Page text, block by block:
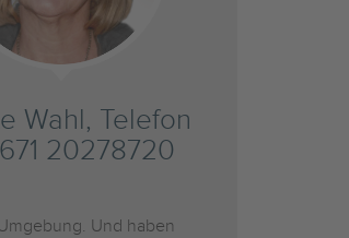
Wahl, Telefon
20278720
Und haben